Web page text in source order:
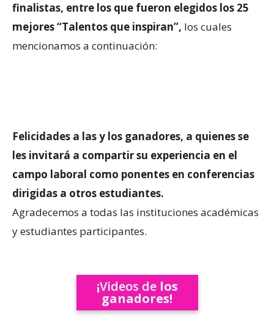
finalistas, entre los que fueron elegidos los 25
mejores “Talentos que inspiran”, los cuales
mencionamos a continuación:
Felicidades a las y los ganadores, a quienes se
les invitará a compartir su experiencia en el
campo laboral como ponentes en conferencias
dirigidas a otros estudiantes.
Agradecemos a todas las instituciones académicas
y estudiantes participantes.
¡Videos de los
ganadores!